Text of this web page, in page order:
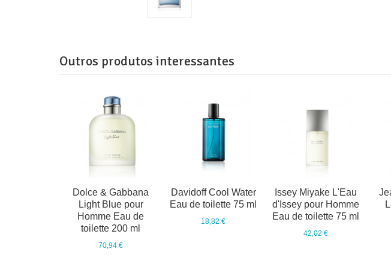
Outros produtos interessantes
Dolce & Gabbana
Light Blue pour
Homme Eau de
toilette 200 ml
70,94 €
Davidoff Cool Water
Eau de toilette 75 ml
18,82 €
Issey Miyake L'Eau
d'Issey pour Homme
Eau de toilette 75 ml
42,02 €